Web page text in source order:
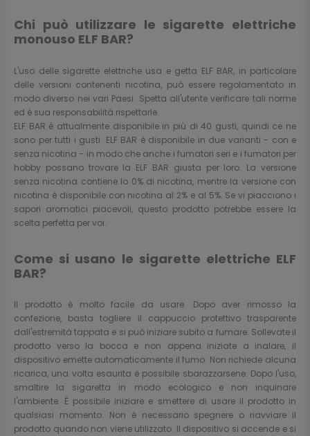
Chi può utilizzare le sigarette elettriche
monouso ELF BAR?
L'uso delle sigarette elettriche usa e getta ELF BAR, in particolare
delle versioni contenenti nicotina, può essere regolamentato in
modo diverso nei vari Paesi. Spetta all'utente verificare tali norme
ed è sua responsabilità rispettarle.
ELF BAR è attualmente disponibile in più di 40 gusti, quindi ce ne
sono per tutti i gusti. ELF BAR è disponibile in due varianti - con e
senza nicotina - in modo che anche i fumatori seri e i fumatori per
hobby possano trovare la ELF BAR giusta per loro. La versione
senza nicotina contiene lo 0% di nicotina, mentre la versione con
nicotina è disponibile con nicotina al 2% e al 5%. Se vi piacciono i
sapori aromatici piacevoli, questo prodotto potrebbe essere la
scelta perfetta per voi.
Come si usano le sigarette elettriche ELF
BAR?
Il prodotto è molto facile da usare. Dopo aver rimosso la
confezione, basta togliere il cappuccio protettivo trasparente
dall'estremità tappata e si può iniziare subito a fumare. Sollevate il
prodotto verso la bocca e non appena iniziate a inalare, il
dispositivo emette automaticamente il fumo. Non richiede alcuna
ricarica, una volta esaurita è possibile sbarazzarsene. Dopo l'uso,
smaltire la sigaretta in modo ecologico e non inquinare
l'ambiente. È possibile iniziare e smettere di usare il prodotto in
qualsiasi momento. Non è necessario spegnere o riavviare il
prodotto quando non viene utilizzato. Il dispositivo si accende e si